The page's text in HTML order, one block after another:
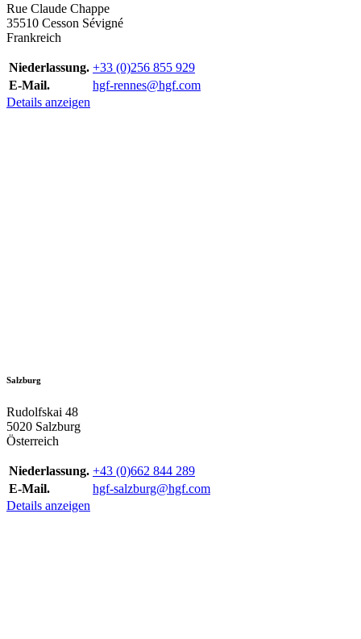
Rue Claude Chappe
35510 Cesson Sévigné
Frankreich
Niederlassung. +33 (0)256 855 929
E-Mail.
hgf-rennes@hgf.com
Details anzeigen
Salzburg
Rudolfskai 48
5020 Salzburg
Österreich
Niederlassung. +43 (0)662 844 289
E-Mail.
hgf-salzburg@hgf.com
Details anzeigen